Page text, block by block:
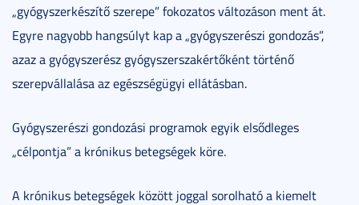
„gyógyszerkészítő szerepe” fokozatos változáson ment át.
Egyre nagyobb hangsúlyt kap a „gyógyszerészi gondozás”,
azaz a gyógyszerész gyógyszerszakértőként történő
szerepvállalása az egészségügyi ellátásban.
Gyógyszerészi gondozási programok egyik elsődleges
„célpontja” a krónikus betegségek köre.
A krónikus betegségek között joggal sorolható a kiemelt